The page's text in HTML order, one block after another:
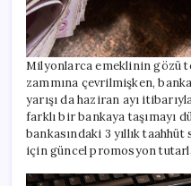
Milyonlarca emeklinin gözü
zammına çevrilmişken,
yarışı da haziran ayı
farklı bir bankaya taşımayı
bankasındaki 3 yıllık
için güncel promosyon